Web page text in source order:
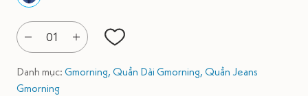
01
Danh mục: Gmorning, Quần Dài Gmorning, Quần Jeans
Gmorning